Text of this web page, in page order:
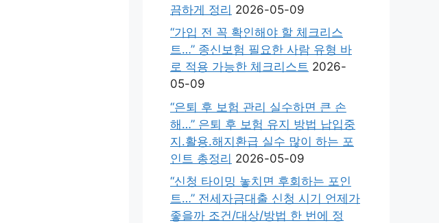
끔하게 정리 2026-05-09
“가입 전 꼭 확인해야 할 체크리스
트…” 종신보험 필요한 사람 유형 바
로 적용 가능한 체크리스트 2026-
05-09
“은퇴 후 보험 관리 실수하면 큰 손
해…” 은퇴 후 보험 유지 방법 납입중
지.활용.해지환급 실수 많이 하는 포
인트 총정리 2026-05-09
“신청 타이밍 놓치면 후회하는 포인
트…” 전세자금대출 신청 시기 언제가
좋을까 조건/대상/방법 한 번에 정